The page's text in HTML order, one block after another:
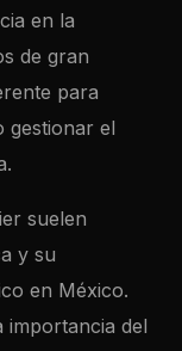
en la
de gran
para
gestionar el
suelen
y su
en México.
importancia del